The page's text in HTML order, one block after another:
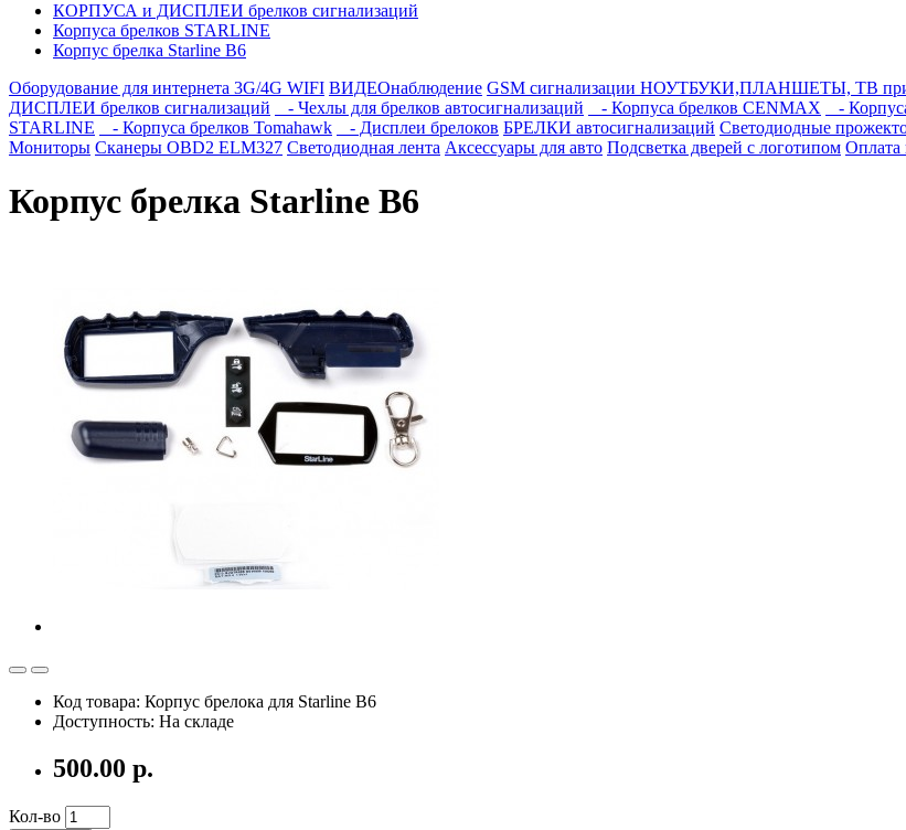
КОРПУСА и ДИСПЛЕИ брелков сигнализаций
Корпуса брелков STARLINE
Корпус брелка Starline B6
Оборудование для интернета 3G/4G WIFI ВИДЕОнаблюдение GSM сигнализации НОУТБУКИ,ПЛАНШЕТЫ, ТВ
ДИСПЛЕИ брелков сигнализаций
- Чехлы для брелков автосигнализаций - Корпуса брелков CENMAX -
STARLINE
- Корпуса брелков Tomahawk - Дисплеи брелоков БРЕЛКИ автосигнализаций Светодиодные
Мониторы Сканеры OBD2 ELM327 Светодиодная лента Аксессуары для авто Подсветка дверей с логотипом Оплата
Корпус брелка Starline B6
Код товара: Корпус брелока для Starline B6
Доступность: На складе
500.00 р.
Кол-во